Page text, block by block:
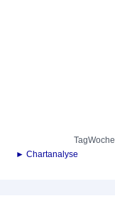
TagWoche
► Chartanalyse